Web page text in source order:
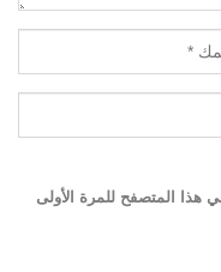
هذا المتصفح للمرة الأولى